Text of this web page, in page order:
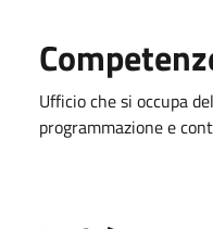
Ufficio che si occupa
programmazione e